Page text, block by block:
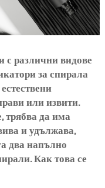
с различни видове
за спирала
или извити.
трябва да има
и удължава,
два напълно
Как това се